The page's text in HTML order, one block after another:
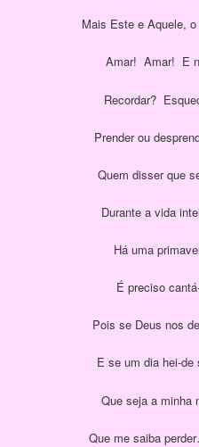
Mais Este e Aquele,
Amar! Amar! E
Recordar?
Prender ou
Quem disser que
Durante a vida
Há uma
É preciso
Pois se Deus nos
E se um dia hei-
Que seja a minha
Que me saiba